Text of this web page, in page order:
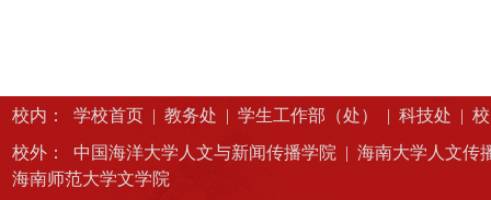
校内： 学校首页 | 教务处 | 学生工作部（处） | 科技处 |
校外：
中国海洋大学人文与新闻传播学院 | 海南大学人文传
海南师范大学文学院